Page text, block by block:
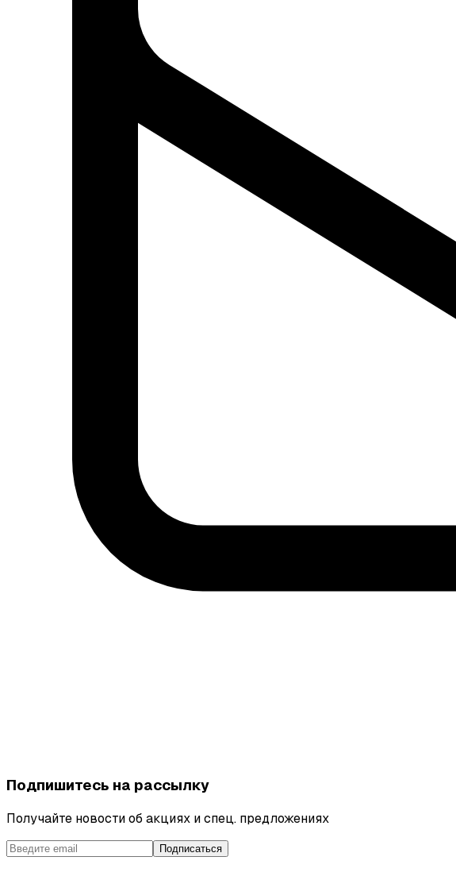
Подпишитесь на рассылку
Получайте новости об акциях и спец. предложениях
Подписаться